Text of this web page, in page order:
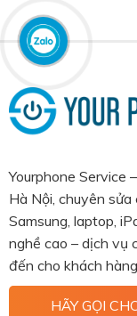
Yourphone Service
Hà Nội, chuyên
Samsung, laptop,
nghề cao – dịch vụ
đến cho khách
HÃY GỌI